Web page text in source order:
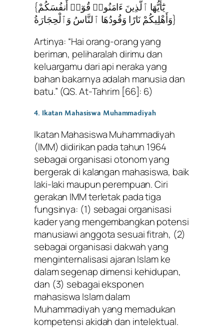
{يَٰٓأَيُّهَا ٱلَّذِينَ ءَامَنُوا۟ قُوٓا۟ أَنفُسَكُمْ
وَأَهْلِيكُمْ نَارًا وَقُودُهَا ٱلنَّاسُ وَٱلْحِجَارَةُ}
Artinya: “Hai orang-orang yang
beriman, peliharalah dirimu dan
keluargamu dari api neraka yang
bahan bakarnya adalah manusia dan
batu.” (QS. At-Tahrim [66]: 6)
4. Ikatan Mahasiswa Muhammadiyah
Ikatan Mahasiswa Muhammadiyah
(IMM) didirikan pada tahun 1964
sebagai organisasi otonom yang
bergerak di kalangan mahasiswa, baik
laki-laki maupun perempuan. Ciri
gerakan IMM terletak pada tiga
fungsinya: (1) sebagai organisasi
kader yang mengembangkan potensi
manusiawi anggota sesuai fitrah, (2)
sebagai organisasi dakwah yang
menginternalisasi ajaran Islam ke
dalam segenap dimensi kehidupan,
dan (3) sebagai eksponen
mahasiswa Islam dalam
Muhammadiyah yang memadukan
kompetensi akidah dan intelektual.